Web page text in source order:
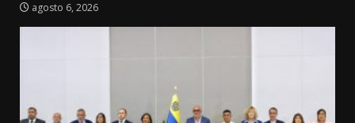
agosto 6, 2026